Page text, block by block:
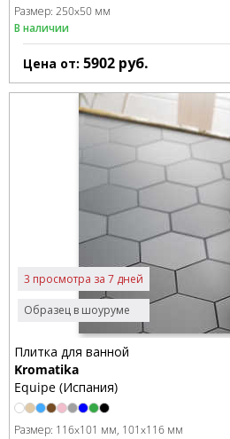
Размер: 250x50 мм
В наличии
Цена от: 5902 руб.
Образец в шоуруме
3 просмотра за 7 дней
Плитка для ванной
Kromatika
Equipe (Испания)
Размер: 116x101 мм 101x116 мм